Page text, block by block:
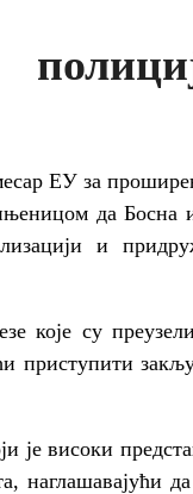
ЕУ за
да Босна
и
које су
приступити
је високи
наглашавајући да